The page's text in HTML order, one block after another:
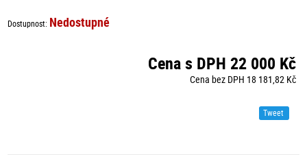
Dostupnost: Nedostupné
Cena s DPH 22 000 Kč
Cena bez DPH 18 181,82 Kč
Tweet